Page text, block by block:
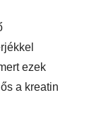
ezek
a kreatin